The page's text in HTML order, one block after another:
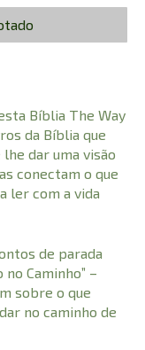
Bíblia The Way
da Bíblia que
dar uma visão
conectam o que
ler com a vida
de parada
no Caminho” –
sobre o que
no caminho de